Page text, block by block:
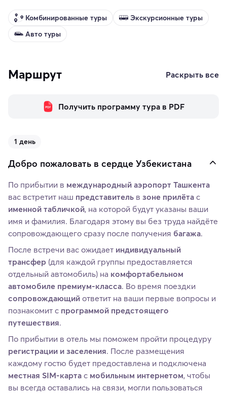
Комбинированные туры
Экскурсионные туры
Авто туры
Маршрут Раскрыть все
Получить программу тура в PDF
1 день
Добро пожаловать в сердце Узбекистана
По прибытии в международный аэропорт Ташкента
вас встретит наш представитель в зоне прилёта с
именной табличкой, на которой будут указаны ваши
имя и фамилия. Благодаря этому вы без труда найдёте
сопровождающего сразу после получения багажа.
После встречи вас ожидает индивидуальный
трансфер (для каждой группы предоставляется
отдельный автомобиль) на комфортабельном
автомобиле премиум‑класса. Во время поездки
сопровождающий ответит на ваши первые вопросы и
познакомит с программой предстоящего
путешествия.
По прибытии в отель мы поможем пройти процедуру
регистрации и заселения. После размещения
каждому гостю будет предоставлена и подключена
местная SIM‑карта с мобильным интернетом, чтобы
вы всегда оставались на связи, могли пользоваться